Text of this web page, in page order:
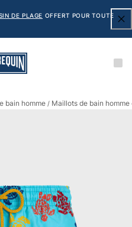
DE PLAGE OFFERT POUR TOUTE
bain homme / Maillots de bain